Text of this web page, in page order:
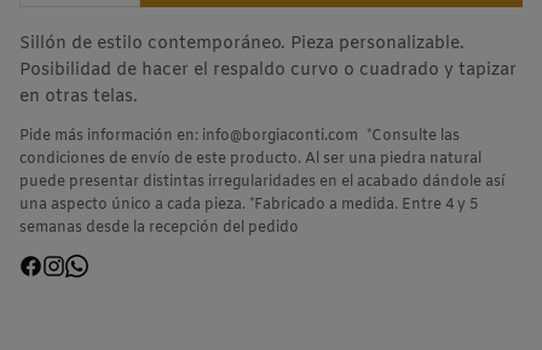
Sillón de estilo contemporáneo. Pieza personalizable.
Posibilidad de hacer el respaldo curvo o cuadrado y tapizar
en otras telas.
Pide más información en: info@borgiaconti.com *Consulte las
condiciones de envío de este producto. Al ser una piedra natural
puede presentar distintas irregularidades en el acabado dándole así
una aspecto único a cada pieza. *Fabricado a medida. Entre 4 y 5
semanas desde la recepción del pedido